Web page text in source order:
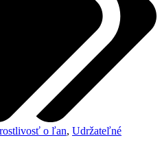
o ľan, Udržateľné